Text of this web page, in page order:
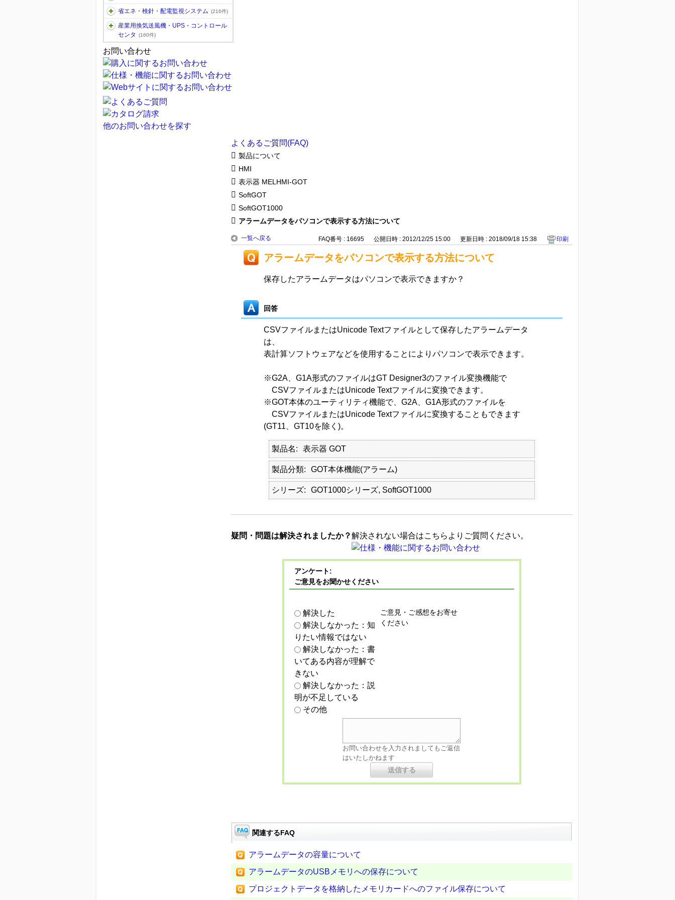
省エネ・検針・配電監視システム (216件)
産業用換気送風機・UPS・コントロール
センタ
(160件)
お問い合わせ
他のお問い合わせを探す
よくあるご質問(FAQ)
製品について
HMI
表示器 MELHMI-GOT
SoftGOT
SoftGOT1000
アラームデータをパソコンで表示する方法について
一覧へ戻る FAQ番号 : 16695 公開日時 : 2012/12/25 15:00 更新日時 : 2018/09/18 15:38 印刷
アラームデータをパソコンで表示する方法について
保存したアラームデータはパソコンで表示できますか？
回答
CSVファイルまたはUnicode Textファイルとして保存したアラームデータ
は、
表計算ソフトウェアなどを使用することによりパソコンで表示できます。
※G2A、G1A形式のファイルはGT Designer3のファイル変換機能で
CSVファイルまたはUnicode Textファイルに変換できます。
※GOT本体のユーティリティ機能で、G2A、G1A形式のファイルを
CSVファイルまたはUnicode Textファイルに変換することもできます
(GT11、GT10を除く)。
製品名 表示器 GOT
製品分類 GOT本体機能(アラーム)
シリーズ GOT1000シリーズ, SoftGOT1000
疑問・問題は解決されましたか？解決されない場合はこちらよりご質問ください。
アンケート:
ご意見をお聞かせください
解決した
解決しなかった：知
りたい情報ではない
解決しなかった：書
いてある内容が理解で
きない
解決しなかった：説
明が不足している
その他
ご意見・ご感想をお寄せ
ください
お問い合わせを入力されましてもご返信
はいたしかねます
関連するFAQ
アラームデータの容量について
アラームデータのUSBメモリへの保存について
プロジェクトデータを格納したメモリカードへのファイル保存について